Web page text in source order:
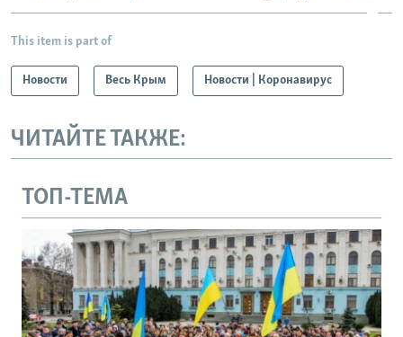
This item is part of
Новости Весь Крым Новости | Коронавирус
ЧИТАЙТЕ ТАКЖЕ:
ТОП-ТЕМА